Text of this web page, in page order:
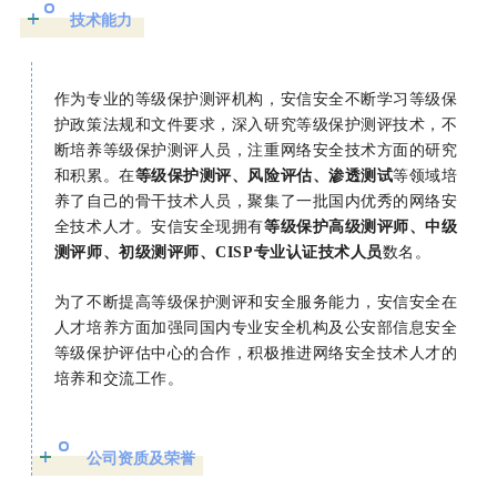
技术能力
作为专业的等级保护测评机构，安信安全不断学习等级保
护政策法规和文件要求，深入研究等级保护测评技术，不
断培养等级保护测评人员，注重网络安全技术方面的研究
和积累。在等级保护测评、风险评估、渗透测试等领域培
养了自己的骨干技术人员，聚集了一批国内优秀的网络安
全技术人才。安信安全现拥有等级保护高级测评师、中级
测评师、初级测评师、CISP专业认证技术人员数名。
为了不断提高等级保护测评和安全服务能力，安信安全在
人才培养方面加强同国内专业安全机构及公安部信息安全
等级保护评估中心的合作，积极推进网络安全技术人才的
培养和交流工作。
公司资质及荣誉